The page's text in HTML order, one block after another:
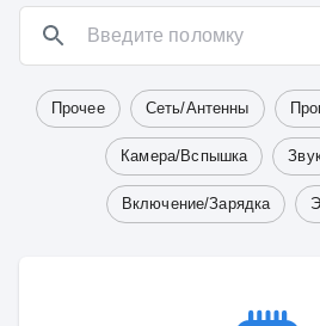
Прочее Сеть/Антенны
Камера/Вспышка
Включение/Зарядка